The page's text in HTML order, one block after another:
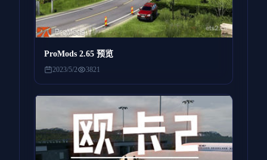
ProMods 2.65 预览
2023/5/2 3821